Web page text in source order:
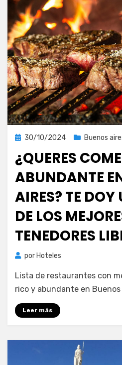
Publicada
30/10/2024 Buenos
¿QUERES
ABUNDANTE
AIRES? TE
DE LOS
TENEDORES
por Hoteles
Lista de restaurantes con
rico y abundante en Buenos
Leer más